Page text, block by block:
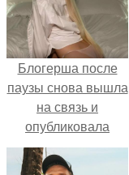
Блогерша после
паузы снова вышла
на связь и
опубликовала
свежую серию
кадров из спальни.